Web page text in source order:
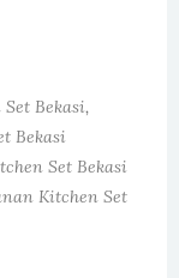
Bekasi,
Bekasi
Set Bekasi
Kitchen Set